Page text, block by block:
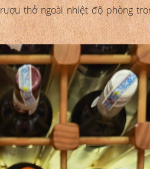
thở ngoài nhiệt độ phòng